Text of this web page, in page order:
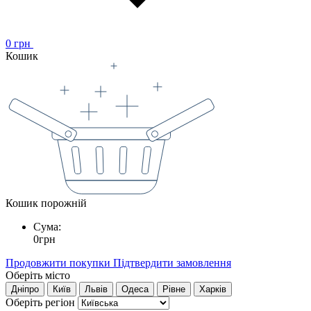
0 грн
Кошик
Кошик порожній
Сума:
0грн
Продовжити покупки Підтвердити замовлення
Оберіть місто
Дніпро Київ Львів Одеса Рівне Харків
Оберіть регіон